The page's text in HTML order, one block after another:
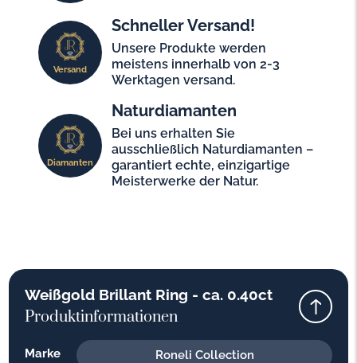
Versand
Schneller Versand!
Unsere Produkte werden
meistens innerhalb von 2-3
Werktagen versand.
Diamanten
Naturdiamanten
Bei uns erhalten Sie
ausschließlich Naturdiamanten –
garantiert echte, einzigartige
Meisterwerke der Natur.
Weißgold Brillant Ring - ca. 0.40ct
Produktinformationen
Marke Roneli Collection